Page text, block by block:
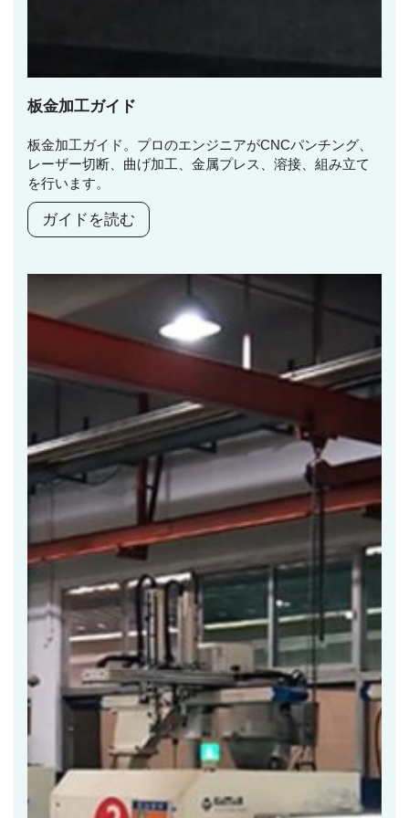
板金加工ガイド
板金加工ガイド。プロのエンジニアがCNCパンチング、
レーザー切断、曲げ加工、金属プレス、溶接、組み立て
を行います。
ガイドを読む